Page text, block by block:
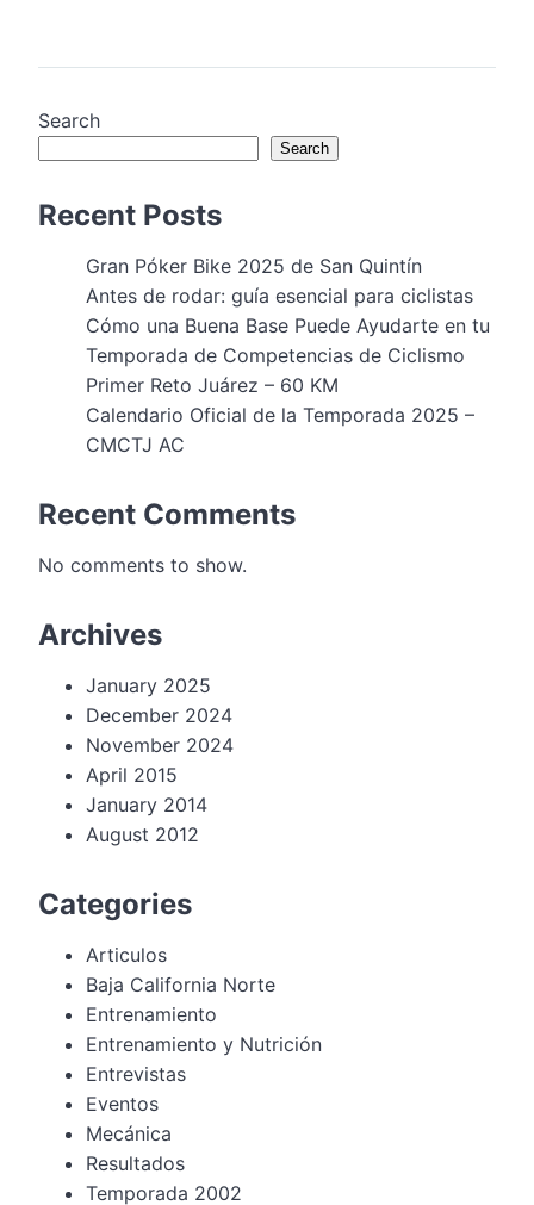
Search
Search
Recent Posts
Gran Póker Bike 2025 de San Quintín
Antes de rodar: guía esencial para ciclistas
Cómo una Buena Base Puede Ayudarte en tu
Temporada de Competencias de Ciclismo
Primer Reto Juárez – 60 KM
Calendario Oficial de la Temporada 2025 –
CMCTJ AC
Recent Comments
No comments to show.
Archives
January 2025
December 2024
November 2024
April 2015
January 2014
August 2012
Categories
Articulos
Baja California Norte
Entrenamiento
Entrenamiento y Nutrición
Entrevistas
Eventos
Mecánica
Resultados
Temporada 2002